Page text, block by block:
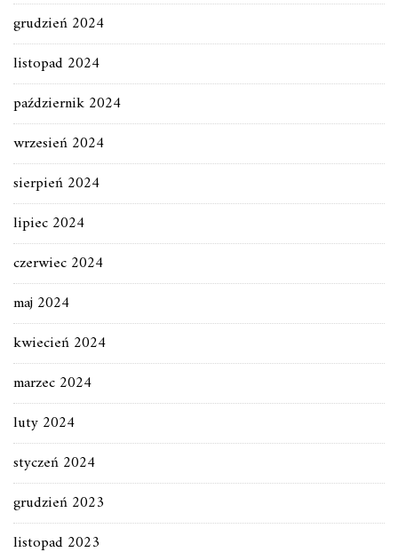
grudzień 2024
listopad 2024
październik 2024
wrzesień 2024
sierpień 2024
lipiec 2024
czerwiec 2024
maj 2024
kwiecień 2024
marzec 2024
luty 2024
styczeń 2024
grudzień 2023
listopad 2023